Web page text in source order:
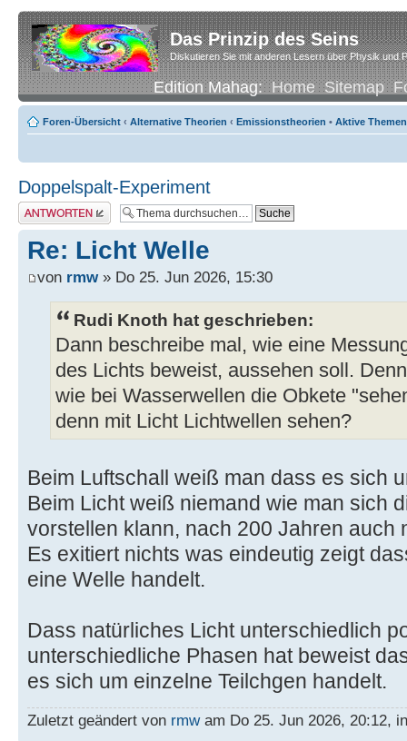
Das Prinzip des Seins
Diskutieren Sie mit anderen Lesern über Physik und
Edition Mahag:Home Sitemap
Foren-Übersicht ‹ Alternative Theorien ‹ Emissionstheorien • Aktive Themen
Doppelspalt-Experiment
Antwort erstellen
Re: Licht Welle
von rmw» Do 25. Jun 2026, 15:30
Rudi Knoth hat geschrieben:
Dann beschreibe mal, wie eine
des Lichts beweist, aussehen soll.
wie bei Wasserwellen die Obkete
denn mit Licht Lichtwellen sehen?
Beim Luftschall weiß man dass es sich
Beim Licht weiß niemand wie man sich
vorstellen klann, nach 200 Jahren auch
Es exitiert nichts was eindeutig zeigt
eine Welle handelt.
Dass natürliches Licht unterschiedlich
unterschiedliche Phasen hat beweist
es sich um einzelne Teilchgen handelt.
Zuletzt geändert von rmwam Do 25. Jun 2026, 20:12,